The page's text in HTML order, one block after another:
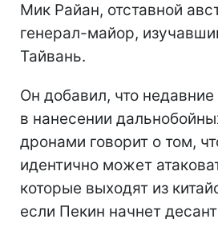
Мик Райан, отставной
генерал-майор,
Тайвань.
Он добавил, что
в нанесении
дронами говорит о том,
идентично может
которые выходят из
если Пекин начнет